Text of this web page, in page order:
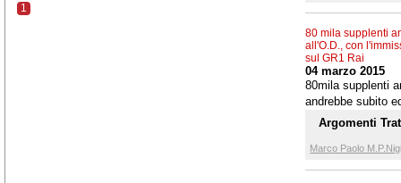
1
prima dell'avvio
ordinarie
Lo Snals sulla
80 mila supplenti
all'O.D., con
sul GR1 Rai
04 marzo 2015
80mila supplenti
andrebbe subito
l'immissione in
Argomenti
Marco Paolo